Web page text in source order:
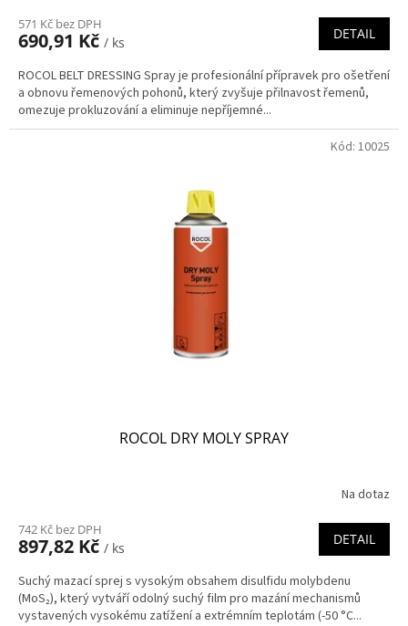
571 Kč bez DPH
690,91 Kč / ks
DETAIL
ROCOL BELT DRESSING Spray je profesionální přípravek pro ošetření
a obnovu řemenových pohonů, který zvyšuje přilnavost řemenů,
omezuje prokluzování a eliminuje nepříjemné...
ROCOL DRY MOLY SPRAY
Na dotaz
742 Kč bez DPH
897,82 Kč / ks
DETAIL
Suchý mazací sprej s vysokým obsahem disulfidu molybdenu
(MoS₂), který vytváří odolný suchý film pro mazání mechanismů
vystavených vysokému zatížení a extrémním teplotám (-50 °C...
Kód: 10025